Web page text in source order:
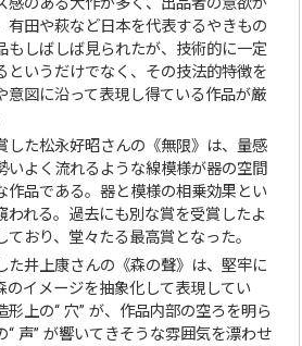
のある大作が多く、出品者の意欲が
有田や萩など日本を代表するやきもの
もしばしば見られたが、技術的に一定
というだけでなく、その技法的特徴を
意図に沿って表現し得ている作品が厳
た松永好昭さんの《無限》は、量感
いよく流れるような線模様が器の空間
作品である。器と模様の相乗効果とい
われる。過去にも別な賞を受賞したよ
おり、堂々たる最高賞となった。
井上康さんの《森の聲》は、堅牢に
のイメージを抽象化して表現してい
上の“ 穴” が、作品内部の空ろを明ら
“ 声” が響いてきそうな雰囲気を漂わせ